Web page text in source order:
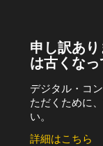
申し訳あ
は古くな
デジタル・コ
ただくために
い。
詳細はこちら